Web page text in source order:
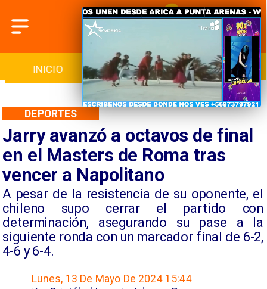
INICIO NACIONAL REGIONAL
Jarry avanzó a octavos de final
en el Masters de Roma tras
vencer a Napolitano
​A pesar de la resistencia de su oponente, el
chileno supo cerrar el partido con
determinación, asegurando su pase a la
siguiente ronda con un marcador final de 6-2,
4-6 y 6-4.
DEPORTES
Lunes, 13 De Mayo De 2024 15:44